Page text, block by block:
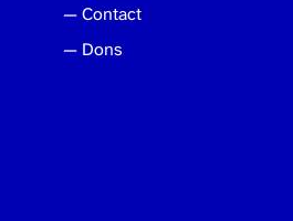
Contact
Dons